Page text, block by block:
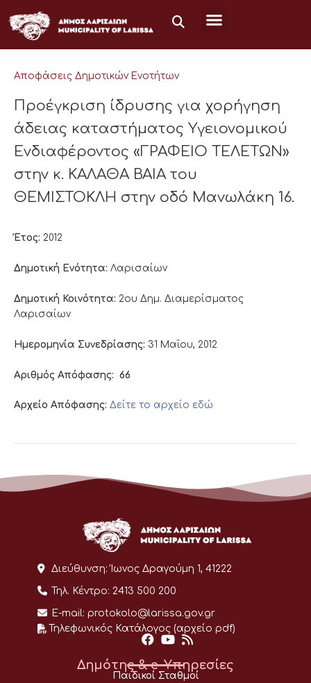
στο
περιεχόμενο
Αποφάσεις Δημοτικών Ενοτήτων
Προέγκριση ίδρυσης για χορήγηση
άδειας καταστήματος Υγειονομικού
Ενδιαφέροντος «ΓΡΑΦΕΙΟ ΤΕΛΕΤΩΝ»
στην κ. ΚΑΛΑΘΑ ΒΑΙΑ του
ΘΕΜΙΣΤΟΚΛΗ στην οδό Μανωλάκη 16.
Έτος: 2012
Δημοτική Ενότητα: Λαρισαίων
Δημοτική Κοινότητα: 2ου Δημ. Διαμερίσματος
Λαρισαίων
Ημερομηνία Συνεδρίασης: 31 Μαΐου, 2012
Αριθμός Απόφασης: 66
Αρχείο Απόφασης: Δείτε το αρχείο εδώ
Διεύθυνση: Ίωνος Δραγούμη 1, 41222
Τηλ. Κέντρο: 2413 500 200
E-mail: protokolo@larissa.gov.gr
Τηλεφωνικός Κατάλογος (αρχείο pdf)
Δημότης & e-Υπηρεσίες
Παιδικοί Σταθμοί